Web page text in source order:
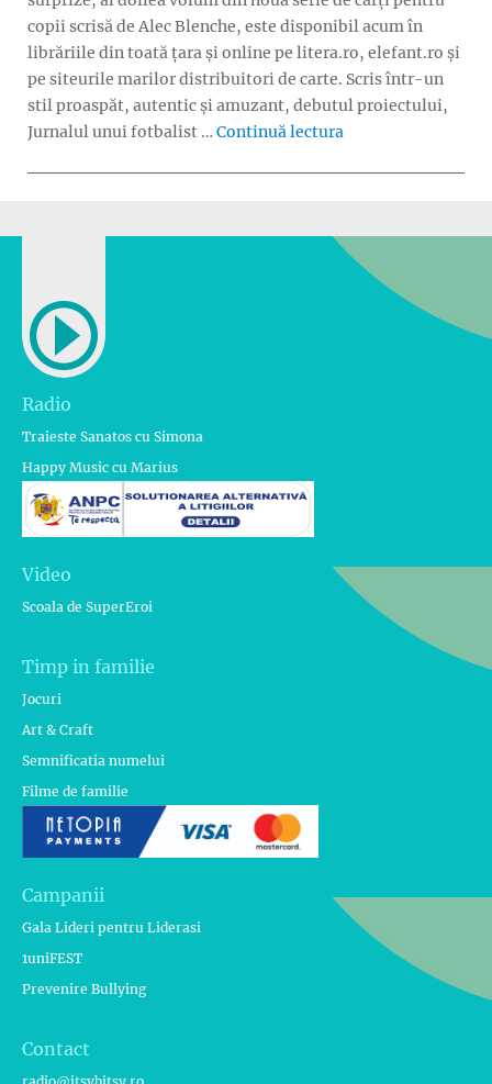
copii scrisă de Alec Blenche, este disponibil acum în
librăriile din toată țara și online pe litera.ro, elefant.ro și
pe siteurile marilor distribuitori de carte. Scris într-un
stil proaspăt, autentic și amuzant, debutul proiectului,
Jurnalul unui fotbalist … Continuă lectura
Radio
Traieste Sanatos cu Simona
Happy Music cu Marius
Video
Scoala de SuperEroi
Timp in familie
Jocuri
Art & Craft
Semnificatia numelui
Filme de familie
Campanii
Gala Lideri pentru Liderasi
1uniFEST
Prevenire Bullying
Contact